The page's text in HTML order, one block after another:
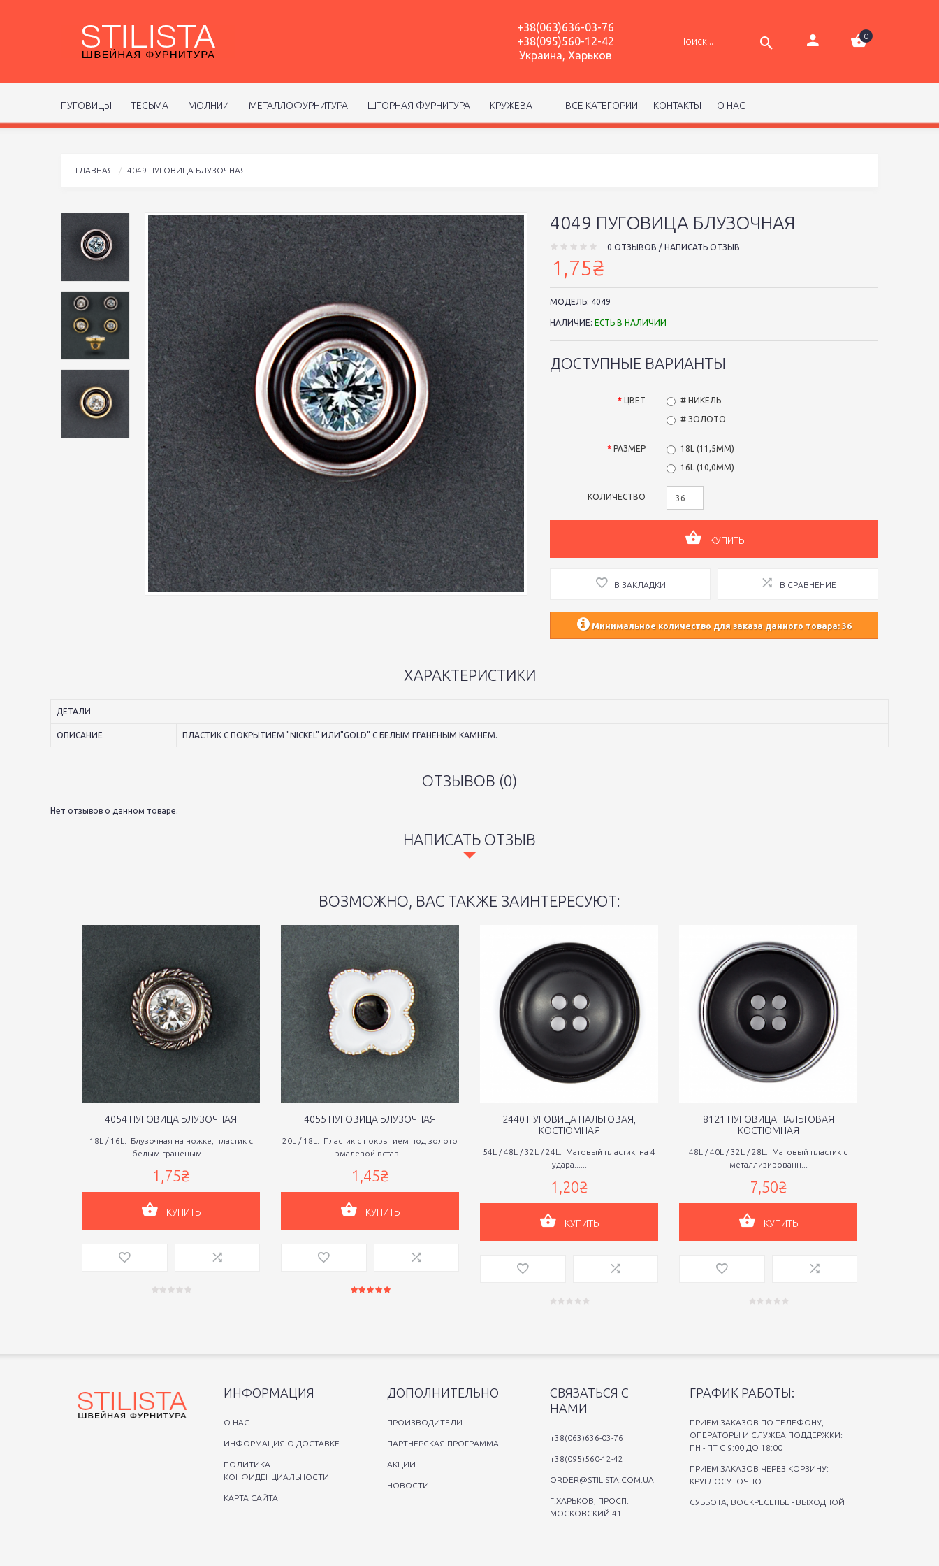
+38(063)636-03-76
+38(095)560-12-42
Украина, Харьков
0
ПУГОВИЦЫ ТЕСЬМА МОЛНИИ МЕТАЛЛОФУРНИТУРА ШТОРНАЯ ФУРНИТУРА КРУЖЕВА ВСЕ КАТЕГОРИИ КОНТАКТЫ О НАС
ГЛАВНАЯ 4049 ПУГОВИЦА БЛУЗОЧНАЯ
4049 ПУГОВИЦА БЛУЗОЧНАЯ
0 ОТЗЫВОВ / НАПИСАТЬ ОТЗЫВ
1,75₴
МОДЕЛЬ: 4049
НАЛИЧИЕ: ЕСТЬ В НАЛИЧИИ
ДОСТУПНЫЕ ВАРИАНТЫ
ЦВЕТ # НИКЕЛЬ
# ЗОЛОТО
РАЗМЕР 18L (11,5ММ)
16L (10,0ММ)
КОЛИЧЕСТВО
КУПИТЬ
В ЗАКЛАДКИ В СРАВНЕНИЕ
Минимальное количество для заказа данного товара: 36
ХАРАКТЕРИСТИКИ
ДЕТАЛИ
ОПИСАНИЕ ПЛАСТИК С ПОКРЫТИЕМ "NICKEL" ИЛИ"GOLD" С БЕЛЫМ ГРАНЕНЫМ КАМНЕМ.
ОТЗЫВОВ (0)
Нет отзывов о данном товаре.
НАПИСАТЬ ОТЗЫВ
ВОЗМОЖНО, ВАС ТАКЖЕ ЗАИНТЕРЕСУЮТ:
4054 ПУГОВИЦА БЛУЗОЧНАЯ
18L / 16L. Блузочная на ножке, пластик с
белым граненым ...
1,75₴
КУПИТЬ
4055 ПУГОВИЦА БЛУЗОЧНАЯ
20L / 18L. Пластик с покрытием под золото
эмалевой встав...
1,45₴
КУПИТЬ
2440 ПУГОВИЦА ПАЛЬТОВАЯ,
КОСТЮМНАЯ
54L / 48L / 32L / 24L. Матовый пластик, на 4
удара......
1,20₴
КУПИТЬ
8121 ПУГОВИЦА ПАЛЬТОВАЯ
КОСТЮМНАЯ
48L / 40L / 32L / 28L. Матовый пластик с
металлизированн...
7,50₴
КУПИТЬ
ИНФОРМАЦИЯ
O НАС
ИНФОРМАЦИЯ О ДОСТАВКЕ
ПОЛИТИКА
КОНФИДЕНЦИАЛЬНОСТИ
КАРТА САЙТА
ДОПОЛНИТЕЛЬНО
ПРОИЗВОДИТЕЛИ
ПАРТНЕРСКАЯ ПРОГРАММА
АКЦИИ
НОВОСТИ
СВЯЗАТЬСЯ С
НАМИ
+38(063)636-03-76
+38(095)560-12-42
ORDER@STILISTA.COM.UA
Г.ХАРЬКОВ, ПРОСП.
МОСКОВСКИЙ 41
ГРАФИК РАБОТЫ:
ПРИЕМ ЗАКАЗОВ ПО ТЕЛЕФОНУ,
ОПЕРАТОРЫ И СЛУЖБА ПОДДЕРЖКИ:
ПН - ПТ С 9:00 ДО 18:00
ПРИЕМ ЗАКАЗОВ ЧЕРЕЗ КОРЗИНУ:
КРУГЛОСУТОЧНО
СУББОТА, ВОСКРЕСЕНЬЕ - ВЫХОДНОЙ